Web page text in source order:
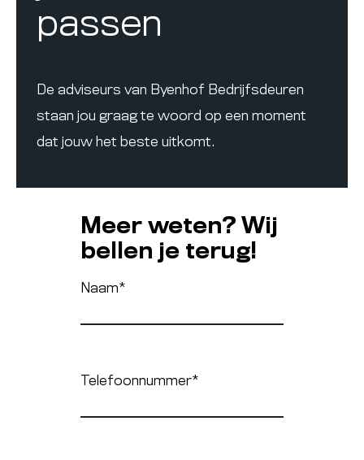
passen
De adviseurs van Byenhof Bedrijfsdeuren
staan jou graag te woord op een moment
dat jouw het beste uitkomt.
Meer weten? Wij
bellen je terug!
Naam*
Telefoonnummer*